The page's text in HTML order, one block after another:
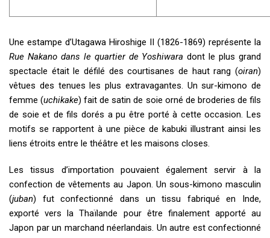
Une estampe d’Utagawa Hiroshige II (1826-1869) représente la
Rue Nakano dans le quartier de Yoshiwara dont le plus grand
spectacle était le défilé des courtisanes de haut rang (oiran)
vêtues des tenues les plus extravagantes. Un sur-kimono de
femme (uchikake) fait de satin de soie orné de broderies de fils
de soie et de fils dorés a pu être porté à cette occasion. Les
motifs se rapportent à une pièce de kabuki illustrant ainsi les
liens étroits entre le théâtre et les maisons closes.
Les tissus d’importation pouvaient également servir à la
confection de vêtements au Japon. Un sous-kimono masculin
(juban) fut confectionné dans un tissu fabriqué en Inde,
exporté vers la Thaïlande pour être finalement apporté au
Japon par un marchand néerlandais. Un autre est confectionné